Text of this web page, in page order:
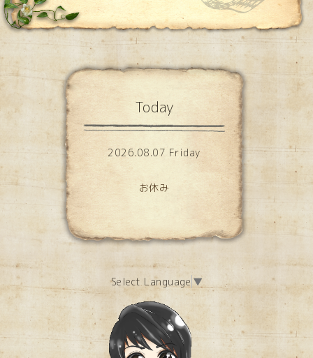
Today
2026.08.07 Friday
お休み
Select Language ▼